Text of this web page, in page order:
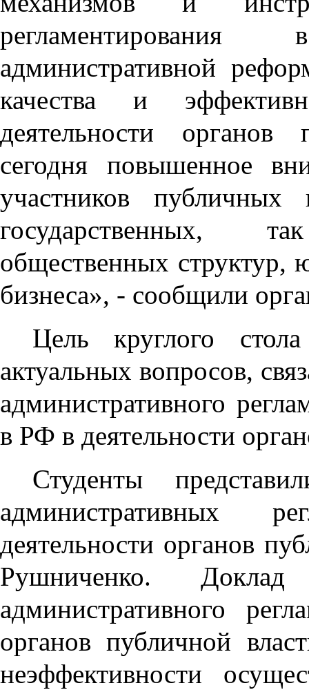
административной
качества и
деятельности
сегодня повышенное
участников
государственных,
общественных структур,
бизнеса», - сообщили
Цель круглого
актуальных вопросов,
административного
в РФ в деятельности
Студенты
административных
деятельности органов
Рушниченко. Доклад
административного
органов публичной
неэффективности